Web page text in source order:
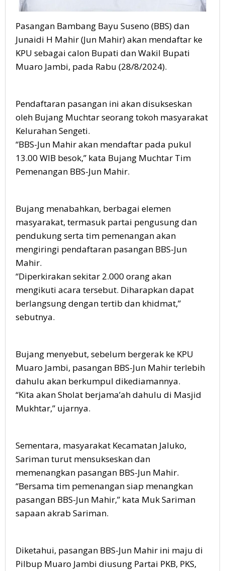
Pasangan Bambang Bayu Suseno (BBS) dan
Junaidi H Mahir (Jun Mahir) akan mendaftar ke
KPU sebagai calon Bupati dan Wakil Bupati
Muaro Jambi, pada Rabu (28/8/2024).
Pendaftaran pasangan ini akan disukseskan
oleh Bujang Muchtar seorang tokoh masyarakat
Kelurahan Sengeti.
“BBS-Jun Mahir akan mendaftar pada pukul
13.00 WIB besok,” kata Bujang Muchtar Tim
Pemenangan BBS-Jun Mahir.
Bujang menabahkan, berbagai elemen
masyarakat, termasuk partai pengusung dan
pendukung serta tim pemenangan akan
mengiringi pendaftaran pasangan BBS-Jun
Mahir.
“Diperkirakan sekitar 2.000 orang akan
mengikuti acara tersebut. Diharapkan dapat
berlangsung dengan tertib dan khidmat,”
sebutnya.
Bujang menyebut, sebelum bergerak ke KPU
Muaro Jambi, pasangan BBS-Jun Mahir terlebih
dahulu akan berkumpul dikediamannya.
“Kita akan Sholat berjama’ah dahulu di Masjid
Mukhtar,” ujarnya.
Sementara, masyarakat Kecamatan Jaluko,
Sariman turut mensukseskan dan
memenangkan pasangan BBS-Jun Mahir.
“Bersama tim pemenangan siap menangkan
pasangan BBS-Jun Mahir,” kata Muk Sariman
sapaan akrab Sariman.
Diketahui, pasangan BBS-Jun Mahir ini maju di
Pilbup Muaro Jambi diusung Partai PKB, PKS,